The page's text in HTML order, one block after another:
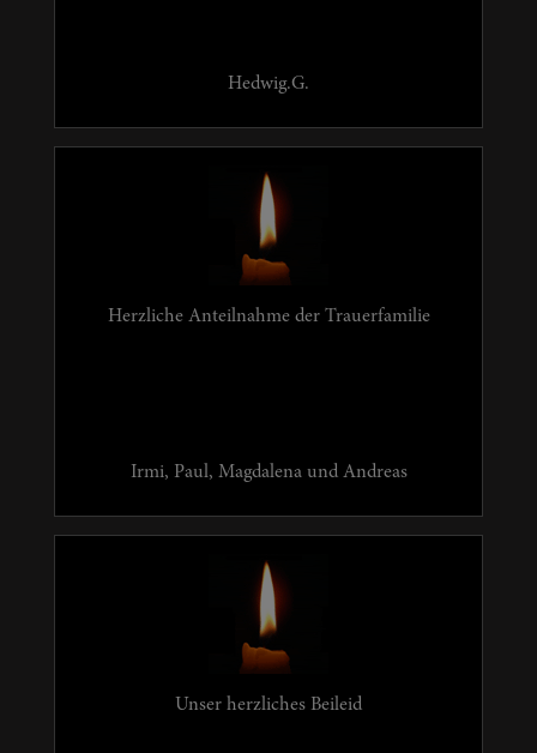
Hedwig.G.
Herzliche Anteilnahme der Trauerfamilie
Irmi, Paul, Magdalena und Andreas
Unser herzliches Beileid